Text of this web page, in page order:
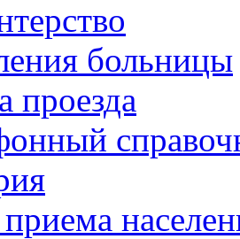
больницы
проезда